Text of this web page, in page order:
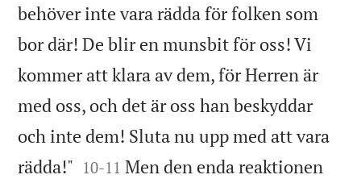
behöver inte vara rädda för folken som
bor där! De blir en munsbit för oss! Vi
kommer att klara av dem, för Herren är
med oss, och det är oss han beskyddar
och inte dem! Sluta nu upp med att vara
rädda!" 

10-11 Men den enda reaktionen